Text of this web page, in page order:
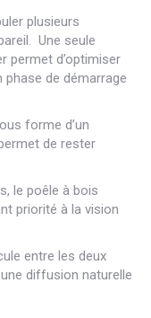
plusieurs
Une seule
permet d’optimiser
de démarrage
forme d’un
de rester
le poêle à bois
priorité à la vision
entre les deux
diffusion naturelle